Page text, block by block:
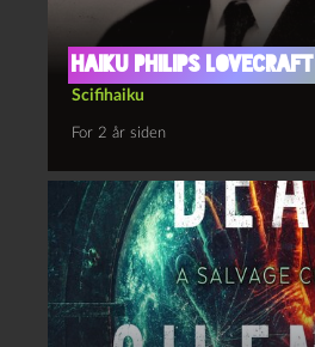
Haiku Philips Lovecraft
Scifihaiku
For 2 år siden